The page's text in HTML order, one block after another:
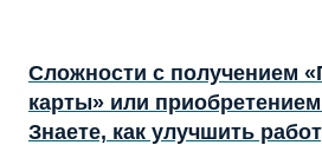
Сложности с получением
карты» или
Знаете, как улучшить